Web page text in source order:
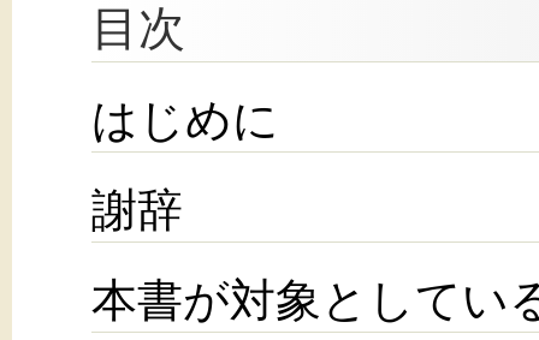
目次
はじめに
謝辞
本書が対象としてい